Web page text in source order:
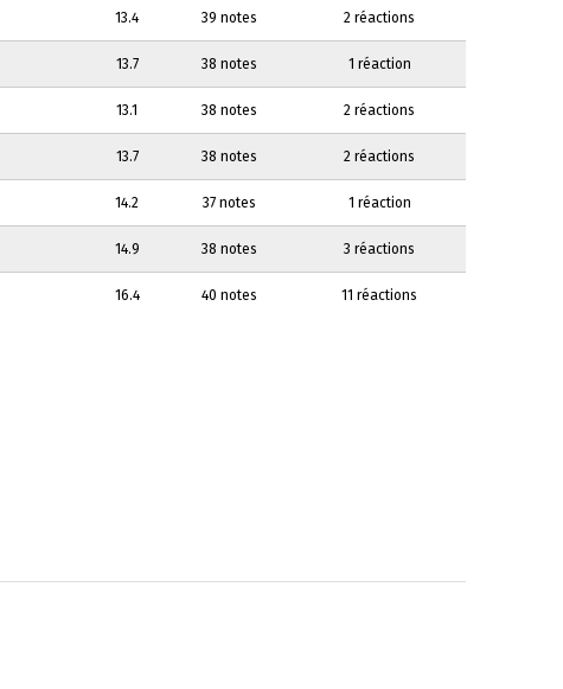
13.4 39 notes 2 réactions
13.7 38 notes 1 réaction
13.1 38 notes 2 réactions
13.7 38 notes 2 réactions
14.2 37 notes 1 réaction
14.9 38 notes 3 réactions
16.4 40 notes 11 réactions